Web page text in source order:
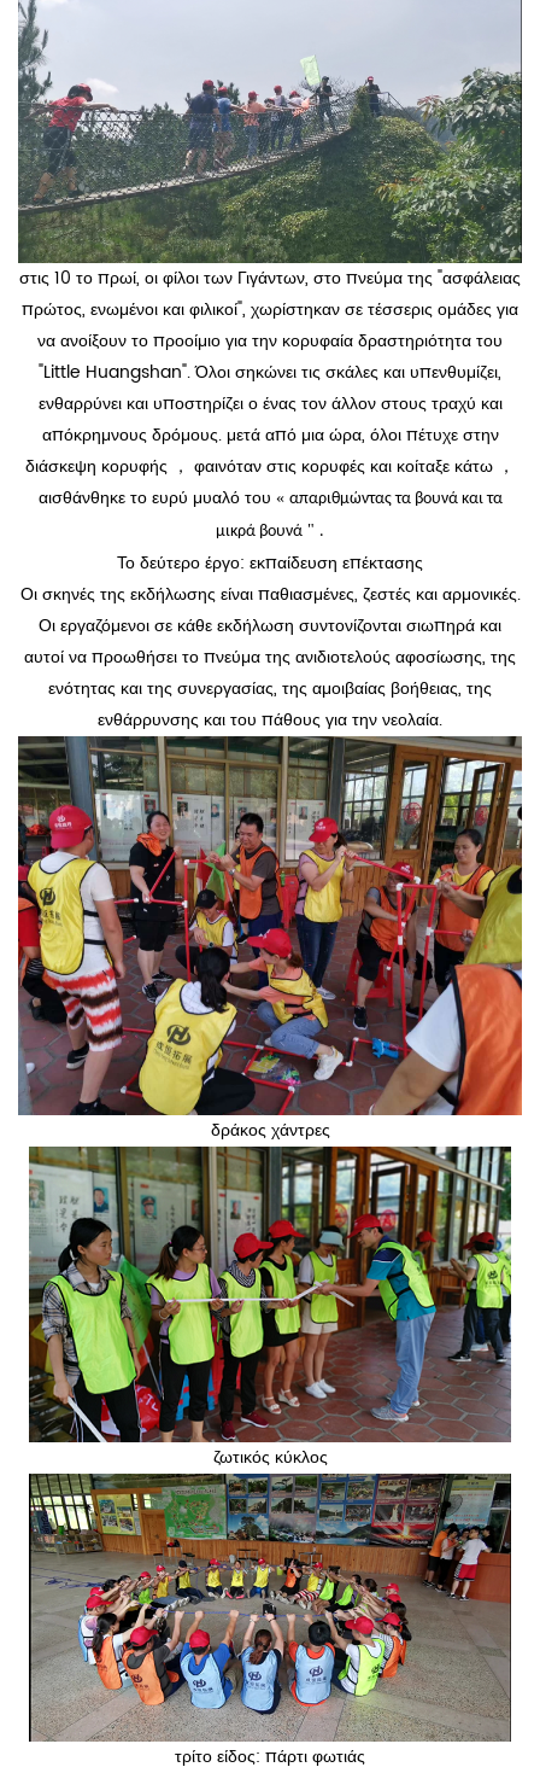
στις 10 το πρωί, οι φίλοι των Γιγάντων, στο πνεύμα της "ασφάλειας
πρώτος, ενωμένοι και φιλικοί", χωρίστηκαν σε τέσσερις ομάδες για
να ανοίξουν το προοίμιο για την κορυφαία δραστηριότητα του
"Little Huangshan". Όλοι σηκώνει τις σκάλες και υπενθυμίζει,
ενθαρρύνει και υποστηρίζει ο ένας τον άλλον στους τραχύ και
απόκρημνους δρόμους. μετά από μια ώρα, όλοι πέτυχε στην
διάσκεψη κορυφής ， φαινόταν στις κορυφές και κοίταξε κάτω ，
αισθάνθηκε το ευρύ μυαλό του « απαριθμώντας τα βουνά και τα
μικρά βουνά " .
Το δεύτερο έργο: εκπαίδευση επέκτασης
Οι σκηνές της εκδήλωσης είναι παθιασμένες, ζεστές και αρμονικές.
Οι εργαζόμενοι σε κάθε εκδήλωση συντονίζονται σιωπηρά και
αυτοί να προωθήσει το πνεύμα της ανιδιοτελούς αφοσίωσης, της
ενότητας και της συνεργασίας, της αμοιβαίας βοήθειας, της
ενθάρρυνσης και του πάθους για την νεολαία.
δράκος χάντρες
ζωτικός κύκλος
τρίτο είδος: πάρτι φωτιάς